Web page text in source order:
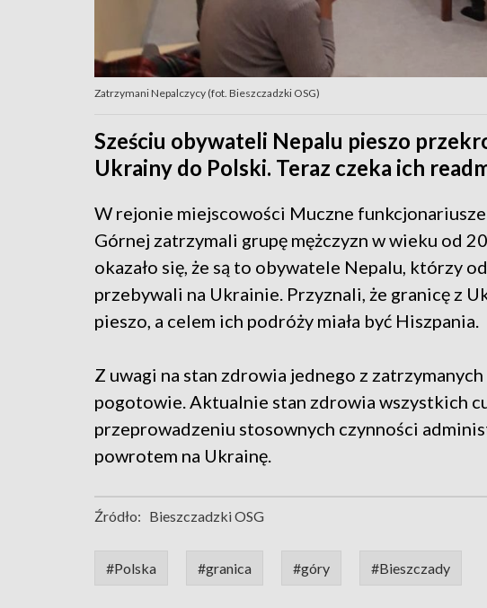
Zatrzymani Nepalczycy (fot. Bieszczadzki OSG)
Sześciu obywateli Nepalu pieszo
Ukrainy do Polski. Teraz czeka ich
W rejonie miejscowości Muczne
Górnej zatrzymali grupę mężczyzn w wieku od
okazało się, że są to obywatele Nepalu, którzy
przebywali na Ukrainie. Przyznali, że granicę z
pieszo, a celem ich podróży miała być Hiszpania.
Z uwagi na stan zdrowia jednego z
pogotowie. Aktualnie stan zdrowia wszystkich
przeprowadzeniu stosownych czynności
powrotem na Ukrainę.
Źródło: Bieszczadzki OSG
#Polska #granica #góry #Bieszczady